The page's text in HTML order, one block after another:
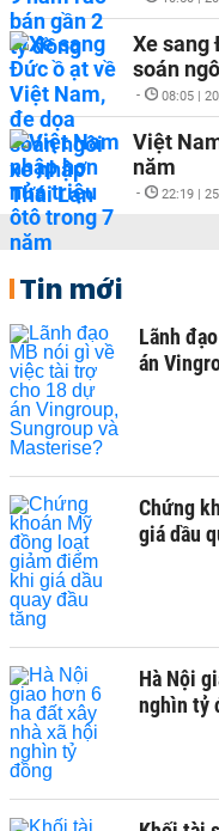
Xe sang
soán
- 08:05 |
Việt
năm
- 22:19 |
Tin mới
Lãnh
án
Chứng
giá dầu
Hà Nội
nghìn tỷ